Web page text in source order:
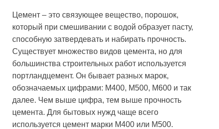
Цемент – это связующее вещество, порошок,
который при смешивании с водой образует пасту,
способную затвердевать и набирать прочность.
Существует множество видов цемента, но для
большинства строительных работ используется
портландцемент. Он бывает разных марок,
обозначаемых цифрами: М400, М500, М600 и так
далее. Чем выше цифра, тем выше прочность
цемента. Для бытовых нужд чаще всего
используется цемент марки М400 или М500.